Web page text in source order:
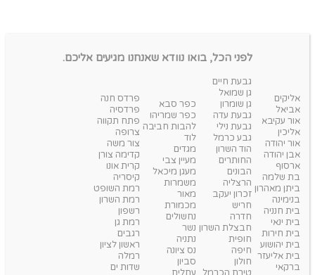
לפני הכל, בואו נוודא שאנחנו מגיעים אליכם.
אליקים
אביאל
אור עקיבא
אליכין
אור יהודה
אבן יהודה
ארסוף
בת שלמה
ביתן מאהרון
בנימינה
בית חנניה
בית ינאי
בית חירות
בית יהושוע
בית אליעזר
ברקאי
גבעת חיים
גן שמואל
גן שומרון
גבעת עדה
גבעת נילי
גבע כרמל
הוד השרון
החותרים
הבונים
הרצליה
זכרון יעקב
חריש
חדרה
חבצלת השרון
חופית
חיפה
חולון
כפר סבא
כפר שמריהו
להבות חביבה
לוד
מגדים
מעיין צבי
מעגן מיכאל
משמרות
מאור
מכמורת
נחשולים
נשר
נתניה
נס ציונה
סביון
פרדס חנה
פרדסיה
פתח תקווה
צרופה
צור משה
קדימה צורן
קרית אונו
קיסריה
רמת השופט
רמת השרון
רשפון
רמת גן
רגבים
ראשון לציון
רמלה
שדות ים